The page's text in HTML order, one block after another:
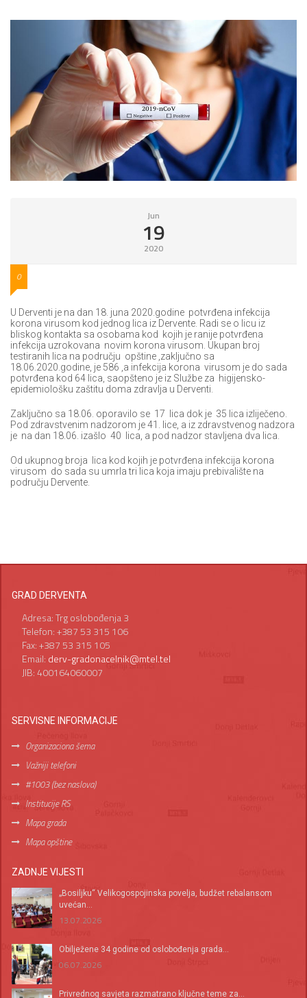
Jun
19
2020
0
U Derventi je na dan 18. juna 2020.godine potvrđena infekcija
korona virusom kod jednog lica iz Dervente. Radi se o licu iz
bliskog kontakta sa osobama kod kojih je ranije potvrđena
infekcija uzrokovana novim korona virusom. Ukupan broj
testiranih lica na području opštine ,zaključno sa
18.06.2020.godine, je 586 ,a infekcija korona virusom je do sada
potvrđena kod 64 lica, saopšteno je iz Službe za higijensko-
epidemiološku zaštitu doma zdravlja u Derventi.
Zaključno sa 18.06. oporavilo se 17 lica dok je 35 lica izliječeno.
Pod zdravstvenim nadzorom je 41. lice, a iz zdravstvenog nadzora
je na dan 18.06. izašlo 40 lica, a pod nadzor stavljena dva lica.
Od ukupnog broja lica kod kojih je potvrđena infekcija korona
virusom do sada su umrla tri lica koja imaju prebivalište na
području Dervente.
GRAD DERVENTA
Adresa: Trg oslobođenja 3
Telefon: +387 53 315 106
Fax: +387 53 315 105
Email: derv-gradonacelnik@mtel.tel
JIB: 400164060007
SERVISNE INFORMACIJE
Organizaciona šema
Važniji telefoni
#1003 (bez naslova)
Institucije RS
Mapa grada
Mapa opštine
ZADNJE VIJESTI
„Bosiljku“ Velikogospojinska povelja, budžet rebalansom
uvećan...
13.07.2026
Оbilježene 34 godine od oslobođenja grada...
06.07.2026
Privrednog savjeta razmatrano ključne teme za...